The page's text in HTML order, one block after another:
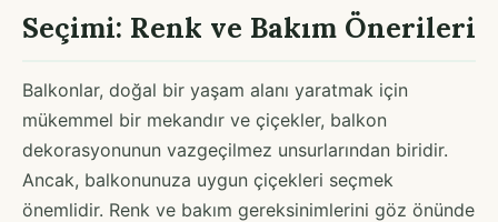
Seçimi: Renk ve Bakım Önerileri
Balkonlar, doğal bir yaşam alanı yaratmak için
mükemmel bir mekandır ve çiçekler, balkon
dekorasyonunun vazgeçilmez unsurlarından biridir.
Ancak, balkonunuza uygun çiçekleri seçmek
önemlidir. Renk ve bakım gereksinimlerini göz önünde